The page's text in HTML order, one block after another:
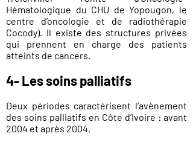
Hématologique du CHU de Yopougon, le
centre d’oncologie et de radiothérapie
Cocody). Il existe des structures privées
qui prennent en charge des patients
atteints de cancers.
4- Les soins palliatifs
Deux périodes caractérisent l’avènement
des soins palliatifs en Côte d’Ivoire : avant
2004 et après 2004.